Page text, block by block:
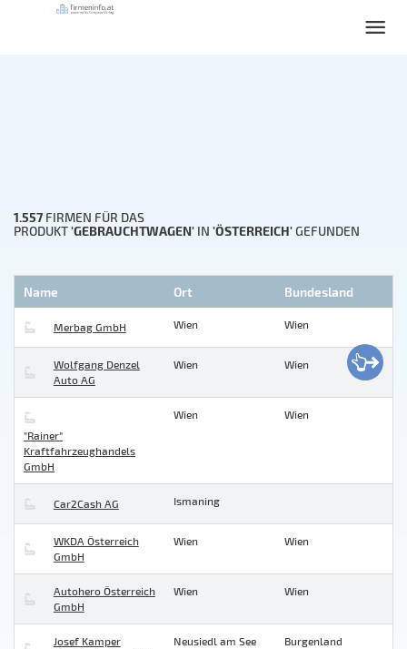
1.557 FIRMEN FÜR DAS
PRODUKT'GEBRAUCHTWAGEN' IN 'ÖSTERREICH'GEFUNDEN
Name Ort Bundesland
Merbag GmbH Wien Wien
Wolfgang Denzel
Auto AG
Wien Wien
"Rainer"
Kraftfahrzeughandels
GmbH
Wien Wien
Car2Cash AG Ismaning
WKDA Österreich
GmbH
Wien Wien
Autohero Österreich
GmbH
Wien Wien
Josef Kamper
Neusiedl am See Burgenland